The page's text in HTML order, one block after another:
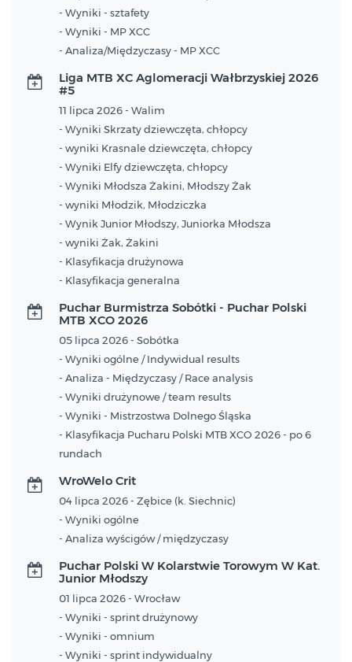
- Wyniki - sztafety
- Wyniki - MP XCC
- Analiza/Międzyczasy - MP XCC
Liga MTB XC Aglomeracji Wałbrzyskiej 2026
#5
11 lipca 2026 - Walim
- Wyniki Skrzaty dziewczęta, chłopcy
- wyniki Krasnale dziewczęta, chłopcy
- Wyniki Elfy dziewczęta, chłopcy
- Wyniki Młodsza Żakini, Młodszy Żak
- wyniki Młodzik, Młodziczka
- Wynik Junior Młodszy, Juniorka Młodsza
- wyniki Żak, Żakini
- Klasyfikacja drużynowa
- Klasyfikacja generalna
Puchar Burmistrza Sobótki - Puchar Polski
MTB XCO 2026
05 lipca 2026 - Sobótka
- Wyniki ogólne / Indywidual results
- Analiza - Międzyczasy / Race analysis
- Wyniki drużynowe / team results
- Wyniki - Mistrzostwa Dolnego Śląska
- Klasyfikacja Pucharu Polski MTB XCO 2026 - po 6
rundach
WroWelo Crit
04 lipca 2026 - Zębice (k. Siechnic)
- Wyniki ogólne
- Analiza wyścigów / międzyczasy
Puchar Polski W Kolarstwie Torowym W Kat.
Junior Młodszy
01 lipca 2026 - Wrocław
- Wyniki - sprint drużynowy
- Wyniki - omnium
- Wyniki - sprint indywidualny